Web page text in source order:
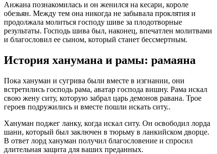
Анжана познакомилась и он женился на кесари, короле
обезьян. Между тем она никогда не забывала проклятия и
продолжала молиться господу шиве за плодотворные
результаты. Господь шива был, наконец, впечатлен молитвами
и благословил ее сыном, который станет бессмертным.
История ханумана и рамы: рамаяна
Пока хануман и сугрива были вместе в изгнании, они
встретились господь рама, аватар господа вишну. Рама искал
свою жену ситу, которую забрал царь демонов равана. Трое
героев подружились и вместе пошли искать ситу..
Хануман поджег ланку, когда искал ситу. Он освободил лорда
шани, который был заключен в тюрьму в ланкийском дворце.
В ответ лорд хануман получил благословение и спросил
длительная защита для ваших преданных.